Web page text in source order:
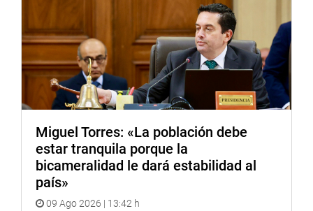
insistir para encontrar las mejores pensiones para los
peruanos”, consideró.
Al término de la reunión, el titular del grupo de trabajo,
congresista Jorge Montoya, agradeció la participación de
los invitados y refirió que seguirán trabajando para
consensuar criterios que permitan mejorar los sistemas
OFICINA DE COMUNICACIONES E IMAGEN
INSTITUCIONAL
Miguel Torres: «La población debe
estar tranquila porque la
bicameralidad le dará estabilidad al
país»
09 Ago 2026 | 13:42 h